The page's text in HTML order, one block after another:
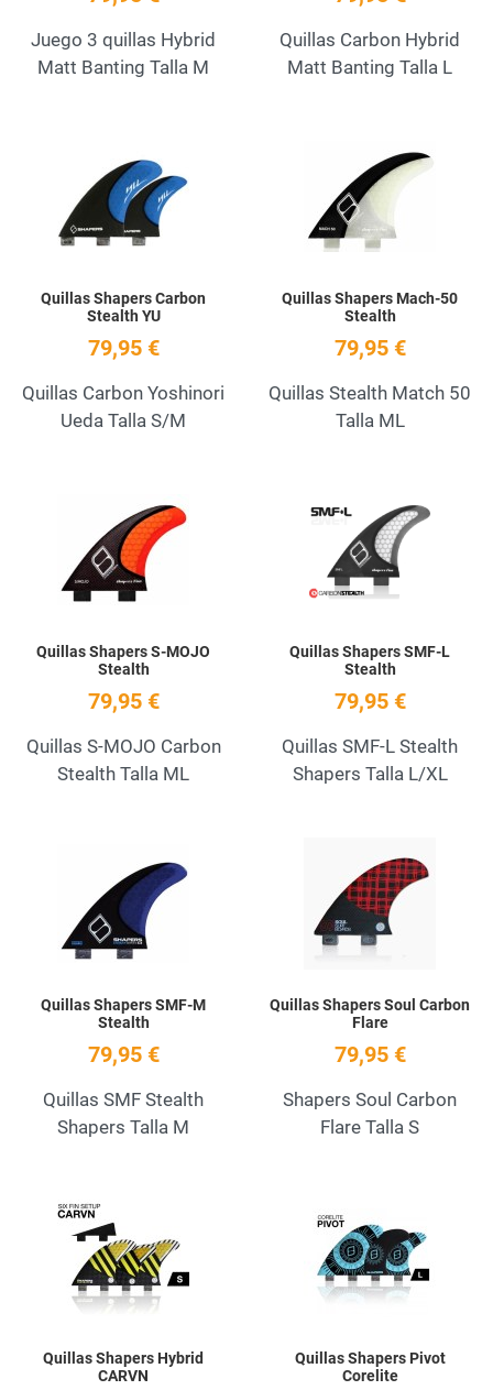
Juego 3 quillas Hybrid
Matt Banting Talla M
Quillas Carbon Hybrid
Matt Banting Talla L
Quillas Shapers Carbon
Stealth YU
79,95 €
Quillas Carbon Yoshinori
Ueda Talla S/M
Quillas Shapers Mach-50
Stealth
79,95 €
Quillas Stealth Match 50
Talla ML
Quillas Shapers S-MOJO
Stealth
79,95 €
Quillas S-MOJO Carbon
Stealth Talla ML
Quillas Shapers SMF-L
Stealth
79,95 €
Quillas SMF-L Stealth
Shapers Talla L/XL
Quillas Shapers SMF-M
Stealth
79,95 €
Quillas SMF Stealth
Shapers Talla M
Quillas Shapers Soul Carbon
Flare
79,95 €
Shapers Soul Carbon
Flare Talla S
Quillas Shapers Hybrid
CARVN
Quillas Shapers Pivot
Corelite